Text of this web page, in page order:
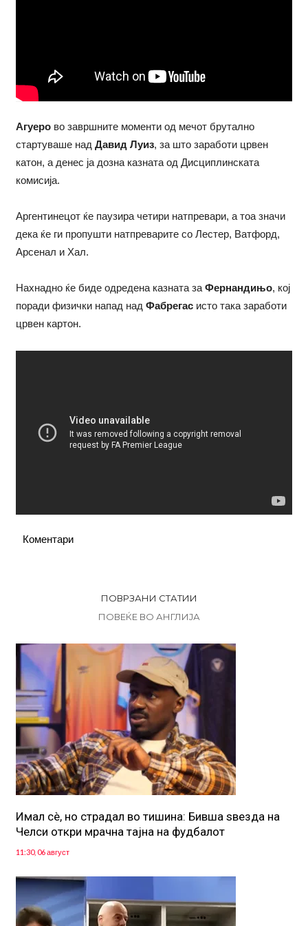
Агуерово завршните моменти од мечот брутално
стартуваше над Давид Луиз, за што заработи црвен
катон, а денес ја дозна казната од Дисциплинската
комисија.
Аргентинецот ќе паузира четири натпревари, а тоа значи
дека ќе ги пропушти натпреварите со Лестер, Ватфорд,
Арсенал и Хал.
Нахнадно ќе биде одредена казната за Фернандињо, кој
поради физички напад над Фабрегасисто така заработи
црвен картон.
Коментари
ПОВРЗАНИ СТАТИИ
ПОВЕЌЕ ВО АНГЛИЈА
Имал сè, но страдал во тишина: Бивша ѕвезда на
Челси откри мрачна тајна на фудбалот
11:30, 06 август